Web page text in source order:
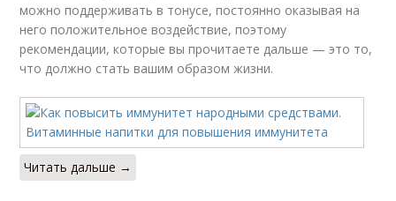
можно поддерживать в тонусе, постоянно оказывая на
него положительное воздействие, поэтому
рекомендации, которые вы прочитаете дальше — это то,
что должно стать вашим образом жизни.
Читать дальше →